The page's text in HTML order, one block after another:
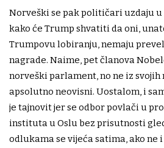
Norveški se pak političari uzdaju u
kako će Trump shvatiti da oni,
Trumpovu lobiranju, nemaju
nagrade. Naime, pet članova
norveški parlament, no ne iz svojih
apsolutno neovisni. Uostalom, i
je tajnovit jer se odbor povlači u
instituta u Oslu bez prisutnosti
odlukama se vijeća satima, ako ne